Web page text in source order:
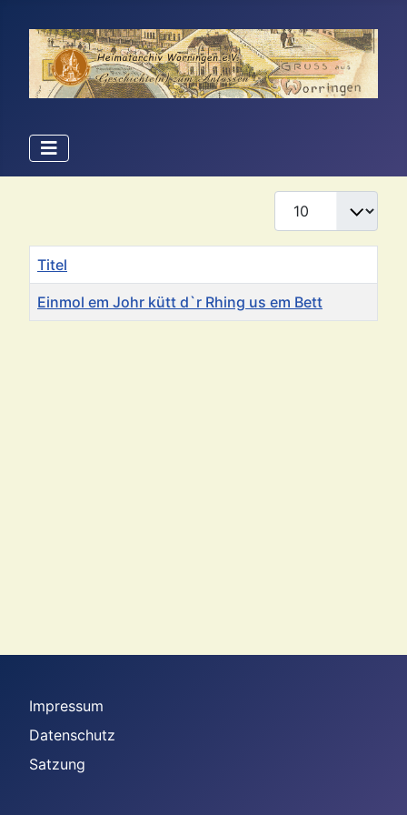
Anzeige #
Titel
Einmol em Johr kütt d`r Rhing us em Bett
Impressum
Datenschutz
Satzung